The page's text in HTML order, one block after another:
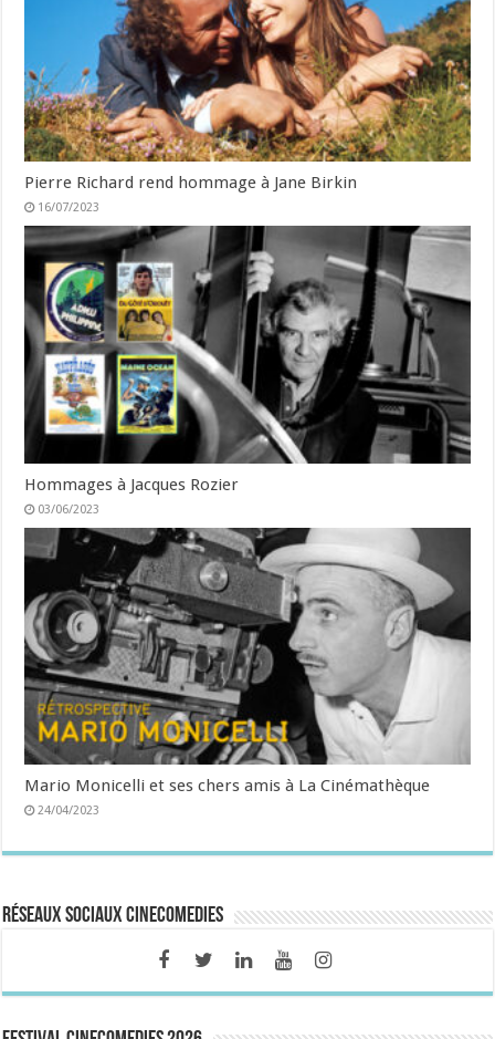
Pierre Richard rend hommage à Jane Birkin
16/07/2023
Hommages à Jacques Rozier
03/06/2023
Mario Monicelli et ses chers amis à La Cinémathèque
24/04/2023
Réseaux sociaux CineComedies